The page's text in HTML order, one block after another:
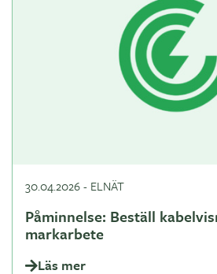
30.04.2026- ELNÄT
Påminnelse: Beställ
markarbete
Läs mer